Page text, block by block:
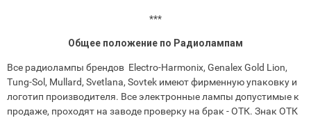
***
Общее положение по Радиолампам
Все радиолампы брендов Electro-Harmonix, Genalex Gold Lion,
Tung-Sol, Mullard, Svetlana, Sovtek имеют фирменную упаковку и
логотип производителя. Все электронные лампы допустимые к
продаже, проходят на заводе проверку на брак - ОТК. Знак ОТК